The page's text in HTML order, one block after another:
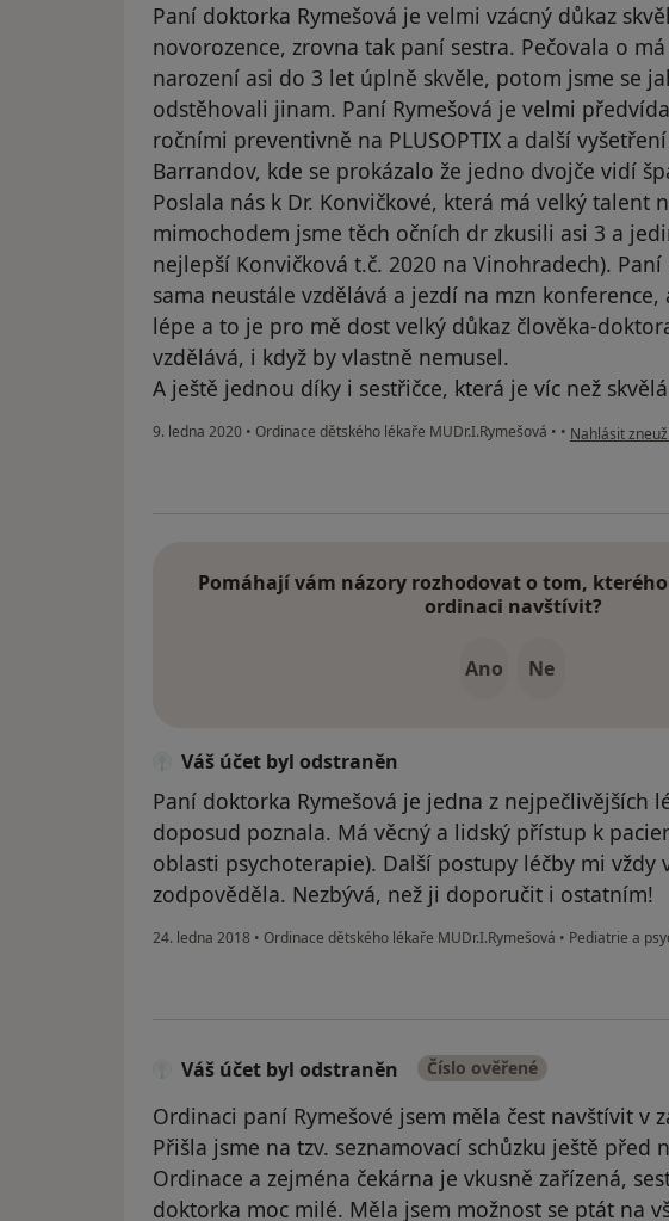
Paní doktorka Rymešová je velmi vzácný důkaz
novorozence, zrovna tak paní sestra. Pečovala o
narození asi do 3 let úplně skvěle, potom jsme se
odstěhovali jinam. Paní Rymešová je velmi
ročními preventivně na PLUSOPTIX a další
Barrandov, kde se prokázalo že jedno dvojče vidí
Poslala nás k Dr. Konvičkové, která má velký talent
mimochodem jsme těch očních dr zkusili asi 3 a
nejlepší Konvičková t.č. 2020 na Vinohradech). Paní
sama neustále vzdělává a jezdí na mzn
lépe a to je pro mě dost velký důkaz člověka-
vzdělává, i když by vlastně nemusel.
A ještě jednou díky i sestřičce, která je víc než
9. ledna 2020 • Ordinace dětského lékaře MUDr.I.Rymešová • • podle názoru
Nahlásit
Pomáhají vám názory rozhodovat o tom,
ordinaci navštívit?
Ano Ne
Váš účet byl odstraněn
Paní doktorka Rymešová je jedna z nejpečlivějších
doposud poznala. Má věcný a lidský přístup k
oblasti psychoterapie). Další postupy léčby mi vždy
zodpověděla. Nezbývá, než ji doporučit i ostatním!
24. ledna 2018 • Ordinace dětského lékaře MUDr.I.Rymešová • Pediatrie a
Váš účet byl odstraněn Číslo ověřené
Ordinaci paní Rymešové jsem měla čest navštívit v
Přišla jsme na tzv. seznamovací schůzku ještě před
Ordinace a zejména čekárna je vkusně zařízená,
doktorka moc milé. Měla jsem možnost se ptát na